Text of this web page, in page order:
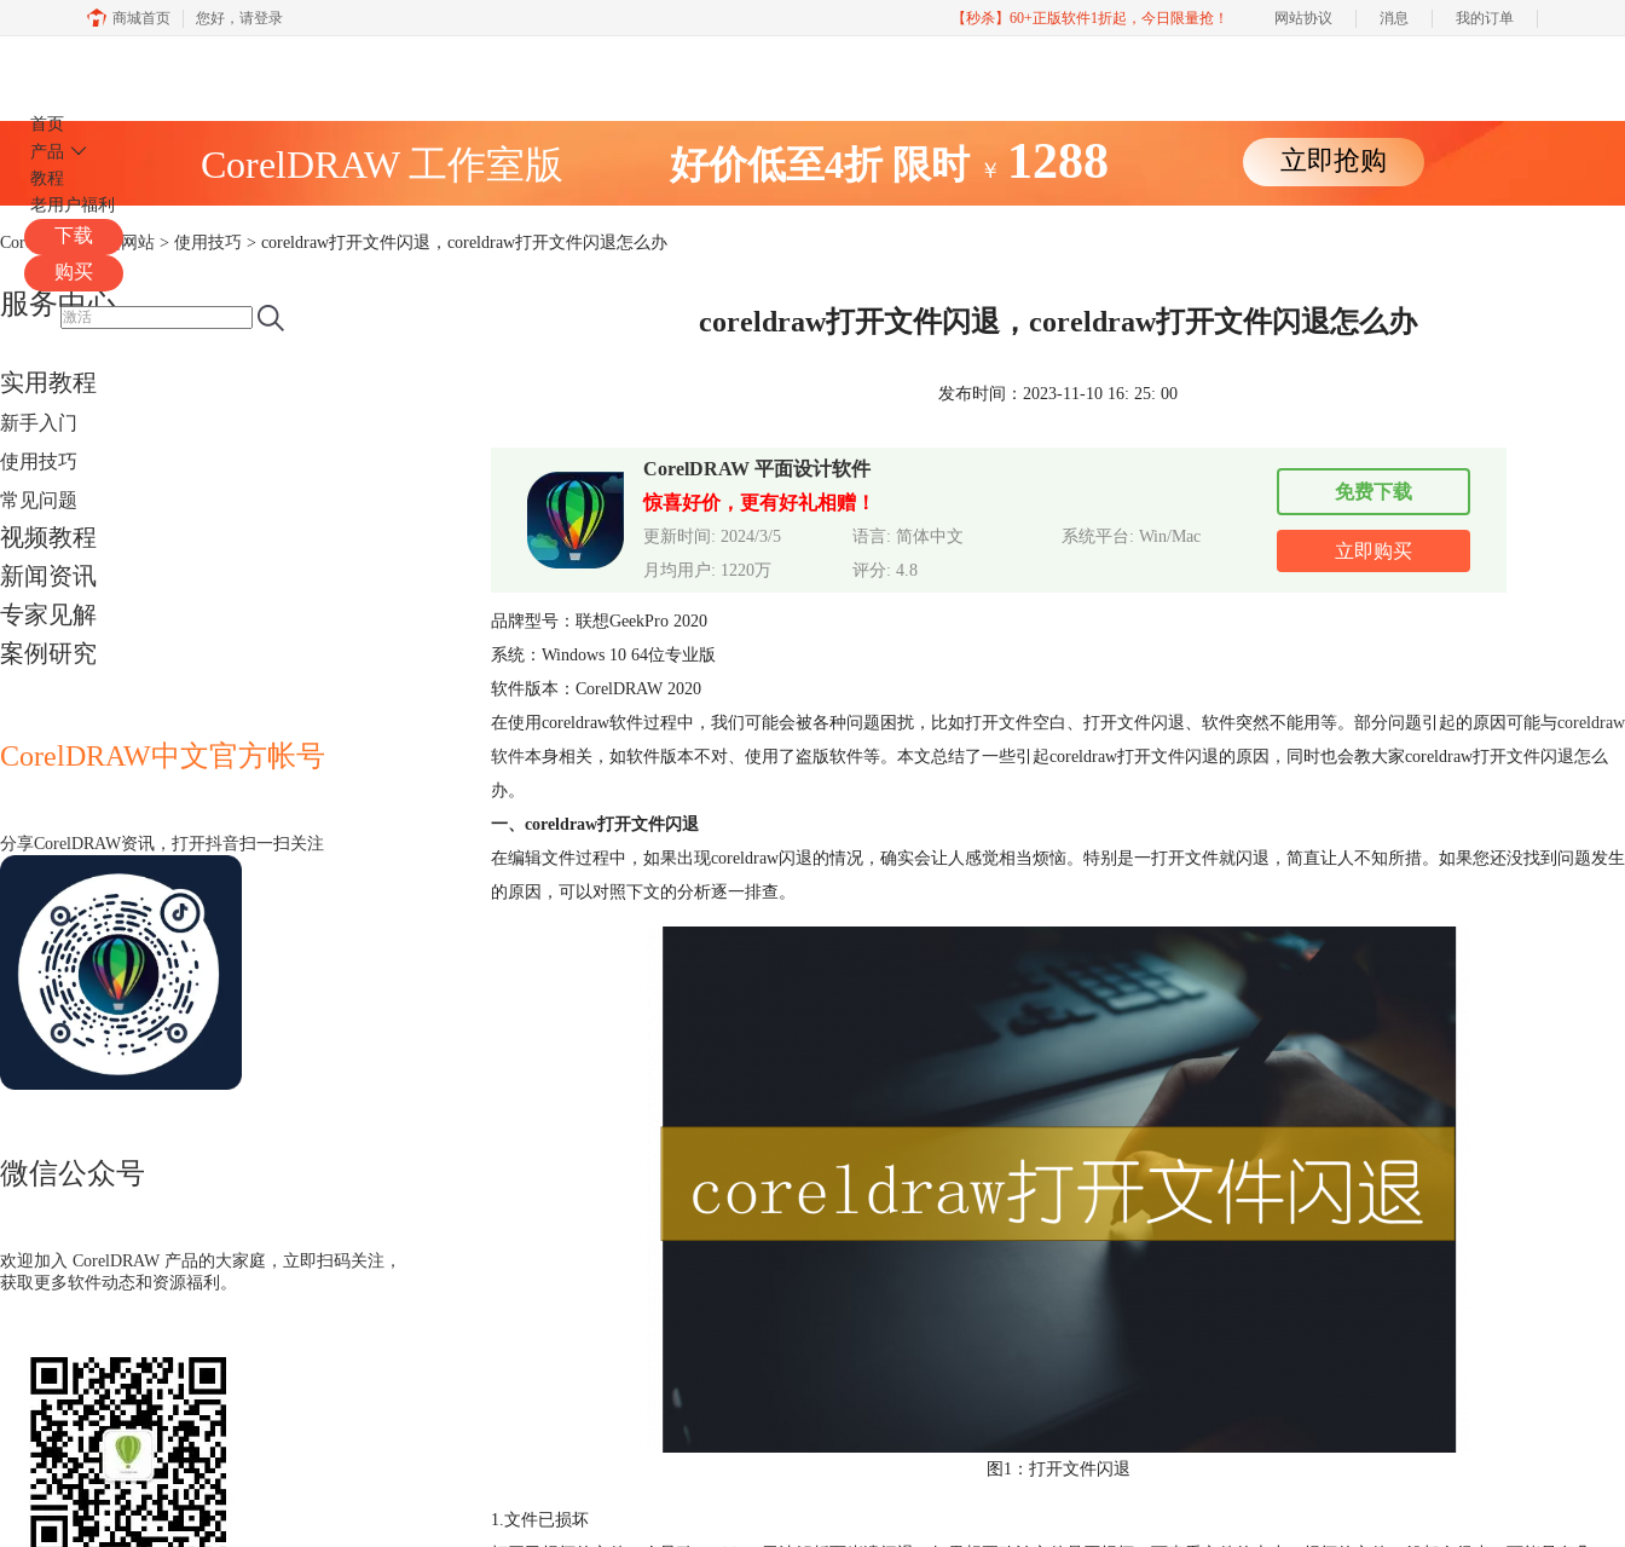
商城首页 您好， 请登录 【秒杀】60+正版软件1折起，今日限量抢！ 网站协议 消息 我的订单
首页
产品
教程
老用户福利
下载
购买
CorelDRAW 工作室版 好价低至4折 限时 ￥ 1288 立即抢购
CorelDRAW中文网站 > 使用技巧 > coreldraw打开文件闪退，coreldraw打开文件闪退怎么办
服务中心
实用教程
新手入门
使用技巧
常见问题
视频教程
新闻资讯
专家见解
案例研究
CorelDRAW中文官方帐号
分享CorelDRAW资讯，打开抖音扫一扫关注
微信公众号
欢迎加入 CorelDRAW 产品的大家庭，立即扫码关注，
获取更多软件动态和资源福利。
coreldraw打开文件闪退，coreldraw打开文件闪退怎么办
发布时间：2023-11-10 16: 25: 00
CorelDRAW 平面设计软件
惊喜好价，更有好礼相赠！
更新时间: 2024/3/5 语言: 简体中文
系统平台: Win/Mac
月均用户: 1220万
评分: 4.8
免费下载
立即购买
品牌型号：联想GeekPro 2020
系统：Windows 10 64位专业版
软件版本：CorelDRAW 2020
在使用coreldraw软件过程中，我们可能会被各种问题困扰，比如打开文件空白、打开文件闪退、软件突然不能用等。部分问题引起的原因可能与coreldraw
软件本身相关，如软件版本不对、使用了盗版软件等。本文总结了一些引起coreldraw打开文件闪退的原因，同时也会教大家coreldraw打开文件闪退怎么
办。
一、coreldraw打开文件闪退
在编辑文件过程中，如果出现coreldraw闪退的情况，确实会让人感觉相当烦恼。特别是一打开文件就闪退，简直让人不知所措。如果您还没找到问题发生
的原因，可以对照下文的分析逐一排查。
图1：打开文件闪退
1.文件已损坏